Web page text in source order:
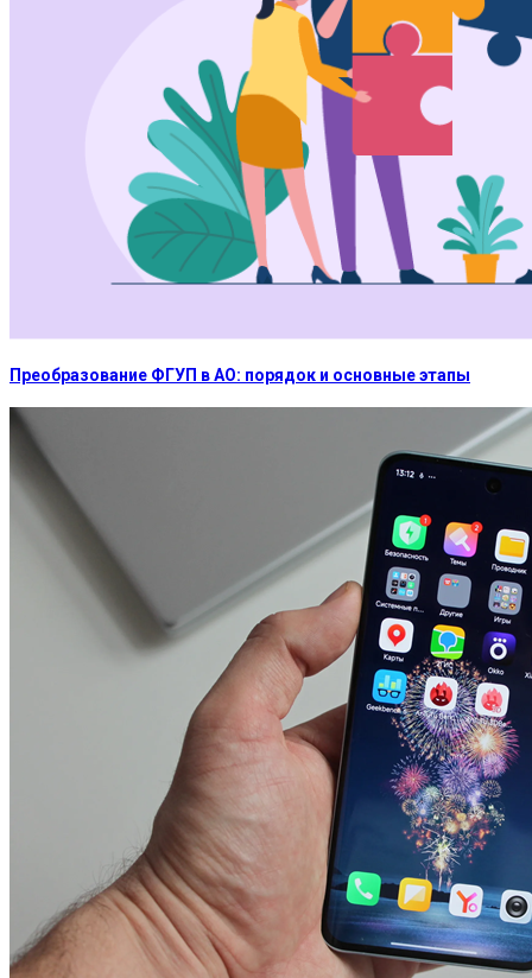
Преобразование ФГУП в АО: порядок и основные этапы